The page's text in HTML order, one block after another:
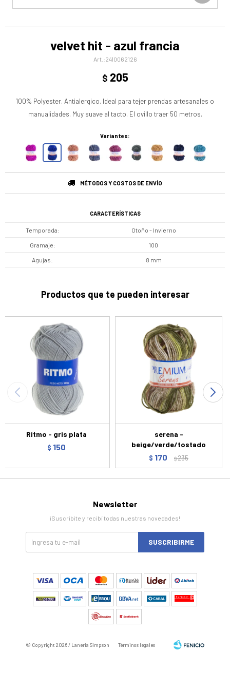
velvet hit - azul francia
2410062126
$ 205
100% Polyester. Antialergico. Ideal para tejer prendas artesanales o
manualidades. Muy suave al tacto. El ovillo traer 50 metros.
Variantes:
MÉTODOS Y COSTOS DE ENVÍO
CARACTERÍSTICAS
Temporada Otoño - Invierno
Gramaje 100
Agujas 8 mm
Productos que te pueden interesar
Ritmo - gris plata
$ 150
serena -
beige/verde/tostado
$ 170 $235
Newsletter
¡Suscribite y recibí todas nuestras novedades!
SUSCRIBIRME
© Copyright 2026 / Laneria Simpson Términos legales